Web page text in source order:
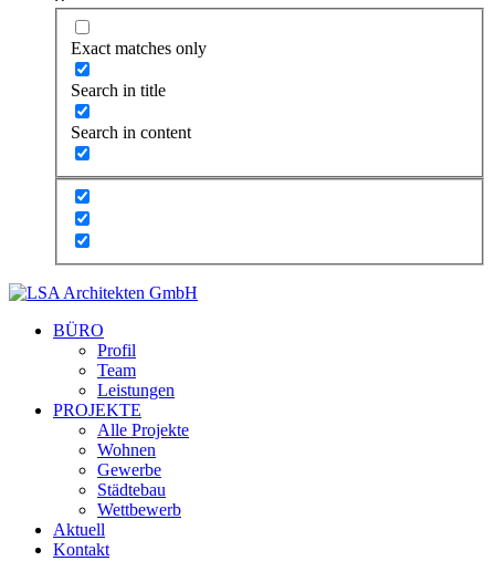
Exact matches only
Search in title
Search in content
BÜRO
Profil
Team
Leistungen
PROJEKTE
Alle Projekte
Wohnen
Gewerbe
Städtebau
Wettbewerb
Aktuell
Kontakt